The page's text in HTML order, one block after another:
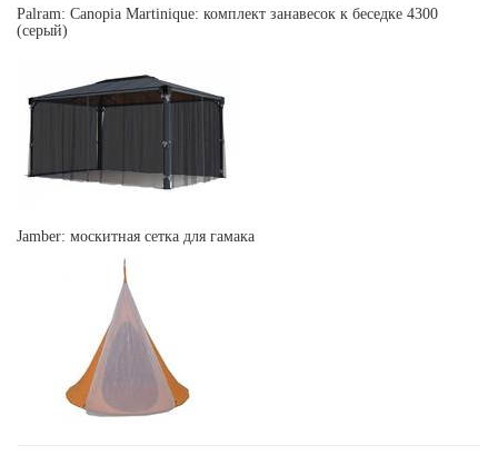
Palram: Canopia Martinique: комплект занавесок к беседке 4300
(серый)
Jamber: москитная сетка для гамака